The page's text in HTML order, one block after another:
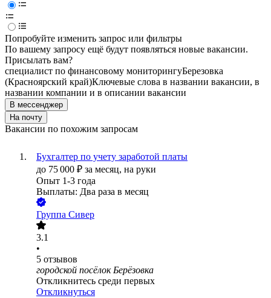
Попробуйте изменить запрос или фильтры
По вашему запросу ещё будут появляться новые вакансии.
Присылать вам?
специалист по финансовому мониторингуБерезовка
(Красноярский край)Ключевые слова в названии вакансии, в
названии компании и в описании вакансии
В мессенджер
На почту
Вакансии по похожим запросам
Бухгалтер по учету заработой платы
до 75 000 ₽ за месяц, на руки
Опыт 1-3 года
Выплаты: Два раза в месяц
Группа Сивер
3.1
•
5 отзывов
городской посёлок Берёзовка
Откликнитесь среди первых
Откликнуться